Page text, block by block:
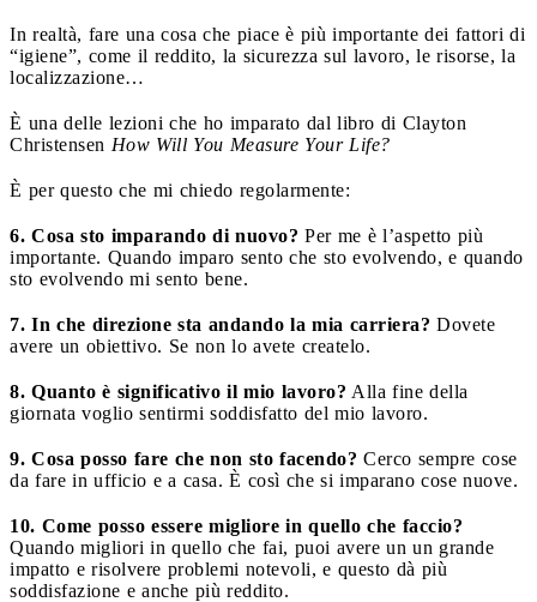
In realtà, fare una cosa che piace è più importante dei fattori di
“igiene”, come il reddito, la sicurezza sul lavoro, le risorse, la
localizzazione…
È una delle lezioni che ho imparato dal libro di Clayton
Christensen How Will You Measure Your Life?
È per questo che mi chiedo regolarmente:
6. Cosa sto imparando di nuovo? Per me è l’aspetto più
importante. Quando imparo sento che sto evolvendo, e quando
sto evolvendo mi sento bene.
7. In che direzione sta andando la mia carriera? Dovete
avere un obiettivo. Se non lo avete createlo.
8. Quanto è significativo il mio lavoro? Alla fine della
giornata voglio sentirmi soddisfatto del mio lavoro.
9. Cosa posso fare che non sto facendo? Cerco sempre cose
da fare in ufficio e a casa. È così che si imparano cose nuove.
10. Come posso essere migliore in quello che faccio?
Quando migliori in quello che fai, puoi avere un un grande
impatto e risolvere problemi notevoli, e questo dà più
soddisfazione e anche più reddito.